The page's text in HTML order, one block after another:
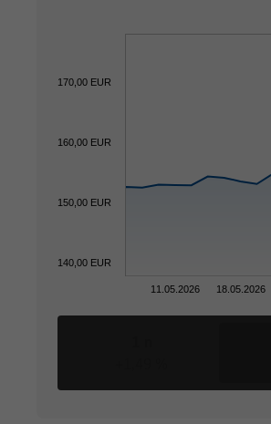
11.05.2026 18.05.2026
150,00 EUR
140,00 EUR
160,00 EUR
170,00 EUR